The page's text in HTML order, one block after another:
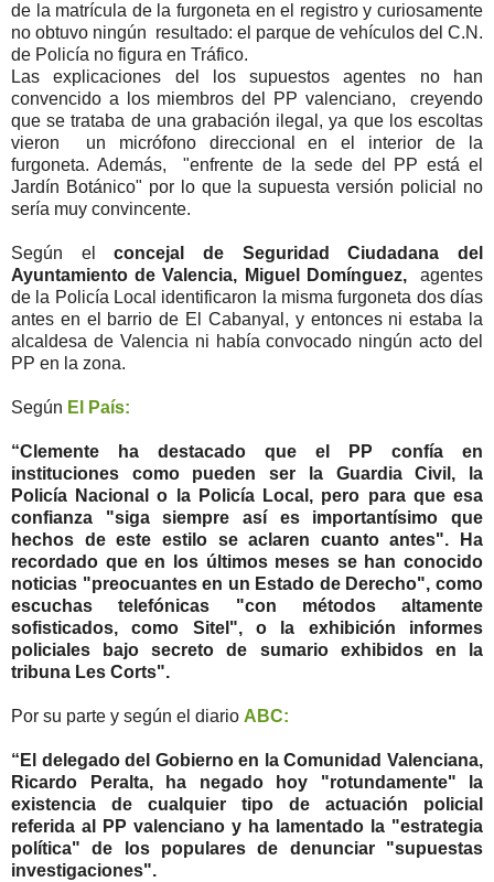
de la matrícula de la furgoneta en el registro y curiosamente
no obtuvo ningún resultado: el parque de vehículos del C.N.
de Policía no figura en Tráfico.
Las explicaciones del los supuestos agentes no han
convencido a los miembros del PP valenciano, creyendo
que se trataba de una grabación ilegal, ya que los escoltas
vieron un micrófono direccional en el interior de la
furgoneta. Además, "enfrente de la sede del PP está el
Jardín Botánico" por lo que la supuesta versión policial no
sería muy convincente.
Según elconcejal de Seguridad Ciudadana del
Ayuntamiento de Valencia, Miguel Domínguez, agentes
de la Policía Local identificaron la misma furgoneta dos días
antes en el barrio de El Cabanyal, y entonces ni estaba la
alcaldesa de Valencia ni había convocado ningún acto del
PP en la zona.
Según El País:
“Clemente ha destacado que el PP confía en
instituciones como pueden ser la Guardia Civil, la
Policía Nacional o la Policía Local, pero para que esa
confianza "siga siempre así es importantísimo que
hechos de este estilo se aclaren cuanto antes". Ha
recordado que en los últimos meses se han conocido
noticias "preocuantes en un Estado de Derecho", como
escuchas telefónicas "con métodos altamente
sofisticados, como Sitel", o la exhibición informes
policiales bajo secreto de sumario exhibidos en la
tribuna Les Corts".
Por su parte y según el diario ABC:
“El delegado del Gobierno en la Comunidad Valenciana,
Ricardo Peralta, ha negado hoy "rotundamente" la
existencia de cualquier tipo de actuación policial
referida al PP valenciano y ha lamentado la "estrategia
política" de los populares de denunciar "supuestas
investigaciones".